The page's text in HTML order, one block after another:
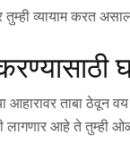
व्यायाम करत असाल
ताबा ठेवून
लागणार आहे ते तुम्ही